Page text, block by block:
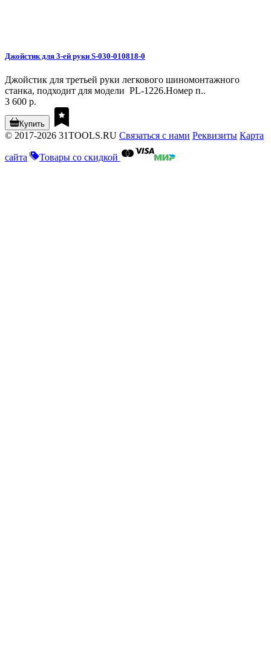
Джойстик для 3-ей руки S-030-010818-0
Джойстик для третьей руки легкового шиномонтажного
станка, подходит для модели PL-1226.Номер п..
3 600 р.
Купить
© 2017-2026 31TOOLS.RU Связаться с нами Реквизиты Карта
сайта Товары со скидкой